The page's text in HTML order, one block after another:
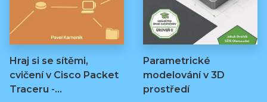
Hraj si se sítěmi,
cvičení v Cisco Packet
Traceru -…
Parametrické
modelování v 3D
prostředí